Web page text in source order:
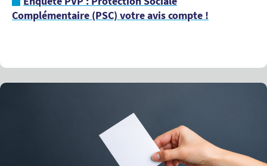
Complémentaire (PSC) votre avis compte !